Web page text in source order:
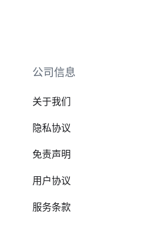
公司信息
关于我们
隐私协议
免责声明
用户协议
服务条款